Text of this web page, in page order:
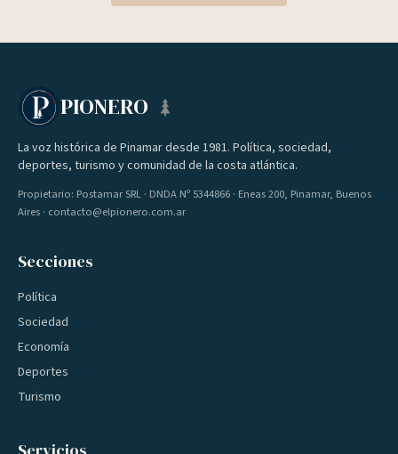
PIONERO
La voz histórica de Pinamar desde 1981. Política, sociedad,
deportes, turismo y comunidad de la costa atlántica.
Propietario: Postamar SRL · DNDA Nº 5344866 · Eneas 200, Pinamar, Buenos
Aires · contacto@elpionero.com.ar
Secciones
Política
Sociedad
Economía
Deportes
Turismo